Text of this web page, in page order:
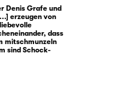
Denis Grafe und
erzeugen von
dass
mitschmunzeln
sind Schock-